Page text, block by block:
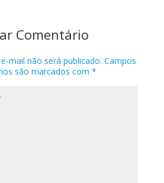
Comentário
mail não será publicado. Campos
são marcados com*